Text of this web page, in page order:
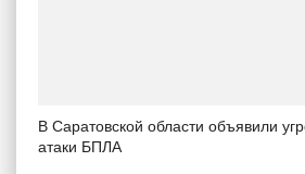
В Саратовской области объявили
атаки БПЛА